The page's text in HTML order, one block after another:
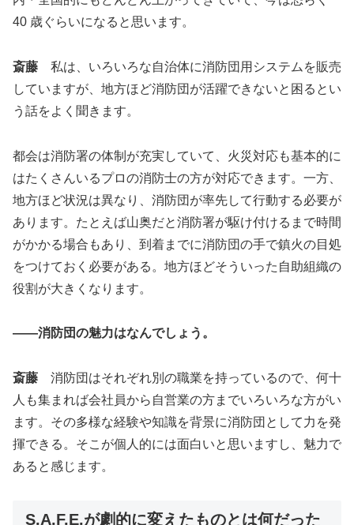
40 歳ぐらいになると思います。
斎藤 私は、いろいろな自治体に消防団用システムを販売
していますが、地方ほど消防団が活躍できないと困るとい
う話をよく聞きます。
都会は消防署の体制が充実していて、火災対応も基本的に
はたくさんいるプロの消防士の方が対応できます。一方、
地方ほど状況は異なり、消防団が率先して行動する必要が
あります。たとえば山奥だと消防署が駆け付けるまで時間
がかかる場合もあり、到着までに消防団の手で鎮火の目処
をつけておく必要がある。地方ほどそういった自助組織の
役割が大きくなります。
――消防団の魅力はなんでしょう。
斎藤 消防団はそれぞれ別の職業を持っているので、何十
人も集まれば会社員から自営業の方までいろいろな方がい
ます。その多様な経験や知識を背景に消防団として力を発
揮できる。そこが個人的には面白いと思いますし、魅力で
あると感じます。
S.A.F.E.が劇的に変えたものとは何だった